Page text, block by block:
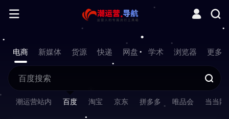
电商 新媒体 货源 快递 网盘 学术 浏览器 更多
潮运营站内 百度 淘宝 京东 拼多多 唯品会 当当网